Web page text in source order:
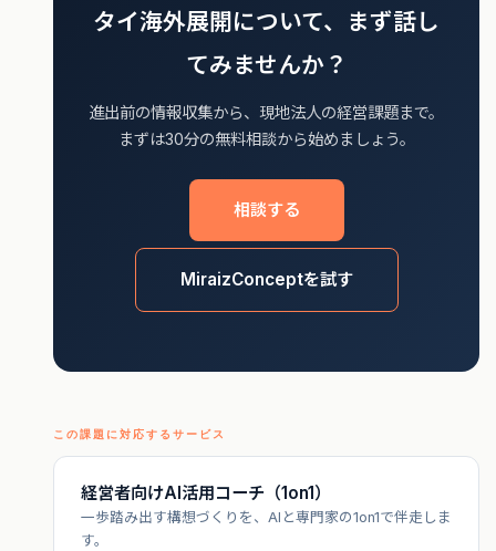
タイ海外展開について、まず話し
てみませんか？
進出前の情報収集から、現地法人の経営課題まで。
まずは30分の無料相談から始めましょう。
相談する
MiraizConceptを試す
この課題に対応するサービス
経営者向けAI活用コーチ（1on1）
一歩踏み出す構想づくりを、AIと専門家の1on1で伴走しま
す。